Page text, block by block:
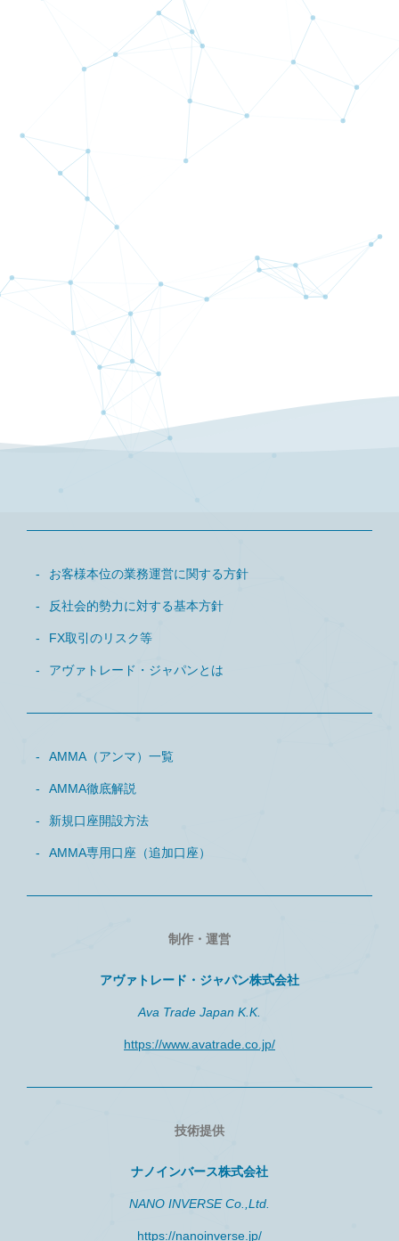
初回最低入金額
お客様本位の業務運営に関する方針
反社会的勢力に対する基本方針
FX取引のリスク等
アヴァトレード・ジャパンとは
AMMA（アンマ）一覧
AMMA徹底解説
新規口座開設方法
AMMA専用口座（追加口座）
制作・運営
アヴァトレード・ジャパン株式会社
Ava Trade Japan K.K.
https://www.avatrade.co.jp/
技術提供
ナノインバース株式会社
NANO INVERSE Co.,Ltd.
https://nanoinverse.jp/